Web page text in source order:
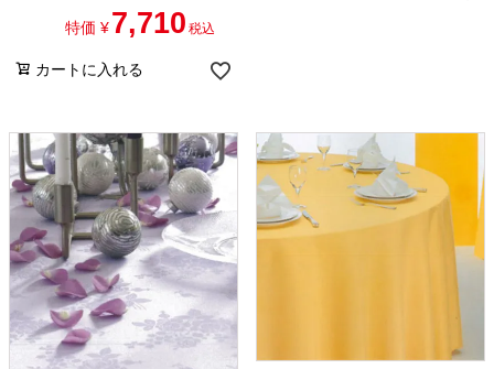
特価 ¥ 7,710 税込
カートに入れる